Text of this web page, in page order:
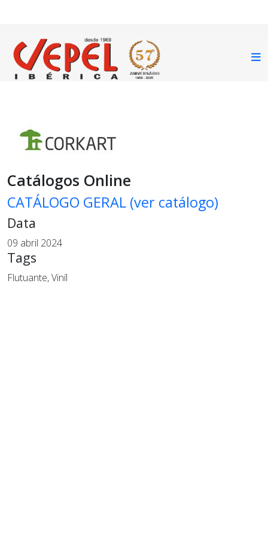
Catálogos Online
CATÁLOGO GERAL (ver catálogo)
Data
09 abril 2024
Tags
Flutuante, Viníl